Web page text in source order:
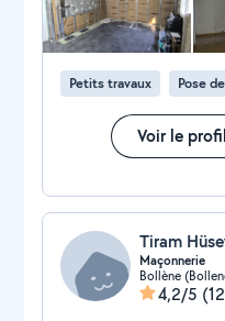
Petits travaux Pose
Voir le profil
Tiram
Maçonnerie
Bollène
4,2/5